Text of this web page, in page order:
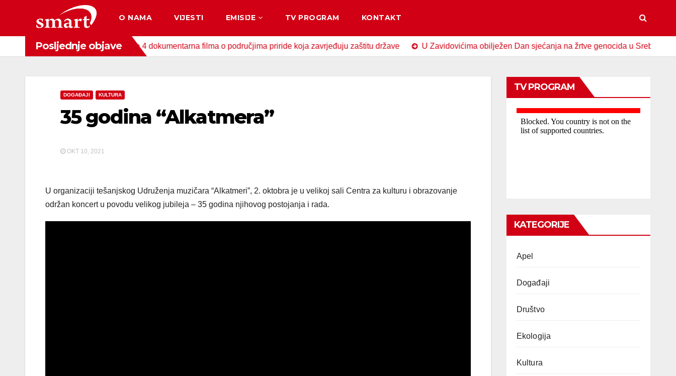
content
O NAMA VIJESTI EMISIJE TV PROGRAM KONTAKT
Posljednje objave
za zaštitu okoliša snimljena 4 dokumentarna filma o područjima priride koja zavrjeđuju zaštitu države U Zavidovićima obilježen Dan sjećanja na žrtve genocida u Srebrenici
DOGAĐAJI KULTURA
35 godina “Alkatmera”
OKT 10, 2021
U organizaciji tešanjskog Udruženja muzičara “Alkatmeri”, 2. oktobra je u velikoj sali Centra za kulturu i obrazovanje
održan koncert u povodu velikog jubileja – 35 godina njihovog postojanja i rada.
TV PROGRAM
KATEGORIJE
Apel
Događaji
Društvo
Ekologija
Kultura